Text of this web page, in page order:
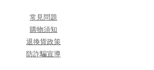
常見問題
購物須知
退換貨政策
防詐騙宣導